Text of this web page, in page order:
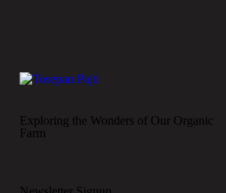
Exploring the Wonders of Our Organic
Farm